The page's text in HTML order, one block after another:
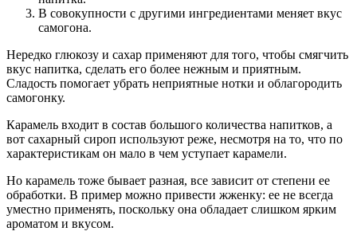
В совокупности с другими ингредиентами меняет вкус
самогона.
Нередко глюкозу и сахар применяют для того, чтобы смягчить
вкус напитка, сделать его более нежным и приятным.
Сладость помогает убрать неприятные нотки и облагородить
самогонку.
Карамель входит в состав большого количества напитков, а
вот сахарный сироп используют реже, несмотря на то, что по
характеристикам он мало в чем уступает карамели.
Но карамель тоже бывает разная, все зависит от степени ее
обработки. В пример можно привести жженку: ее не всегда
уместно применять, поскольку она обладает слишком ярким
ароматом и вкусом.